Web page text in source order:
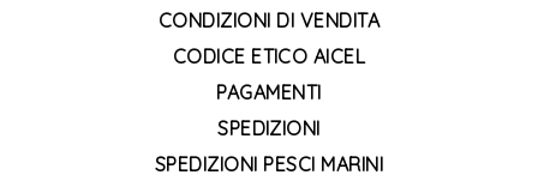
CONDIZIONI DI VENDITA
CODICE ETICO AICEL
PAGAMENTI
SPEDIZIONI
SPEDIZIONI PESCI MARINI